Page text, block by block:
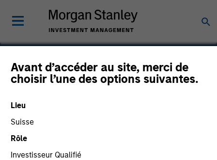
Avant d’accéder au site, merci de
choisir l’une des options suivantes.
Lieu
Suisse
Rôle
Investisseur Qualifié
Maxim
SECTOR
Technology